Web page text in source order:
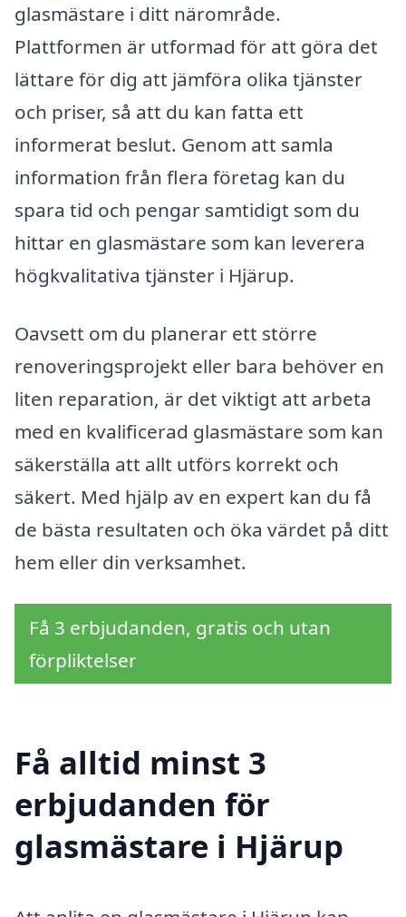
glasmästare i ditt närområde.
Plattformen är utformad för att göra det
lättare för dig att jämföra olika tjänster
och priser, så att du kan fatta ett
informerat beslut. Genom att samla
information från flera företag kan du
spara tid och pengar samtidigt som du
hittar en glasmästare som kan leverera
högkvalitativa tjänster i Hjärup.
Oavsett om du planerar ett större
renoveringsprojekt eller bara behöver en
liten reparation, är det viktigt att arbeta
med en kvalificerad glasmästare som kan
säkerställa att allt utförs korrekt och
säkert. Med hjälp av en expert kan du få
de bästa resultaten och öka värdet på ditt
hem eller din verksamhet.
Få 3 erbjudanden, gratis och utan
förpliktelser
Få alltid minst 3
erbjudanden för
glasmästare i Hjärup